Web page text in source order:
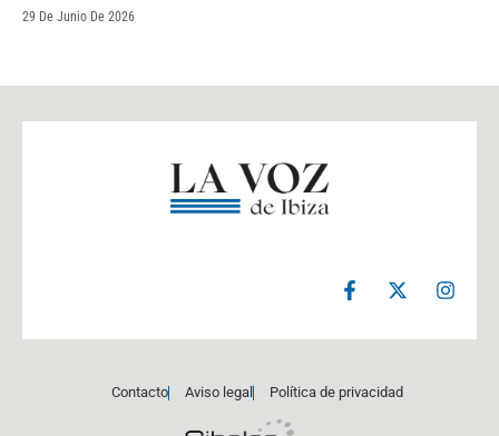
29 De Junio De 2026
F
a
e
o
X
-
w
t
I
n
t
Contacto Aviso legal Política de privacidad